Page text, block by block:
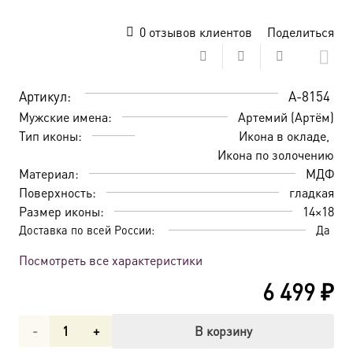
0отзывов клиентов Поделиться
Артикул: A-8154
Мужские имена:
Артемий (Артём)
Тип иконы:
Икона в окладе
Икона по золочению
Материал:
МДФ
Поверхность:
гладкая
Размер иконы:
14×18
Доставка по всей России: Да
Посмотреть все характеристики
6 499₽
Количество
В корзину